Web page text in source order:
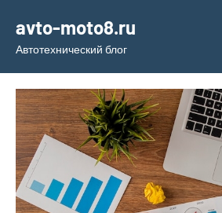
содержимому
avto-moto8.ru
Автотехнический блог